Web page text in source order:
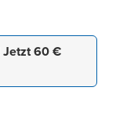
Jetzt 60 €